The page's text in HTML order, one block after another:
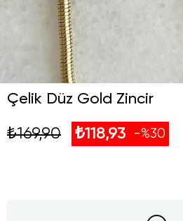
Çelik Düz Gold Zincir
₺169,90 ₺118,93 30